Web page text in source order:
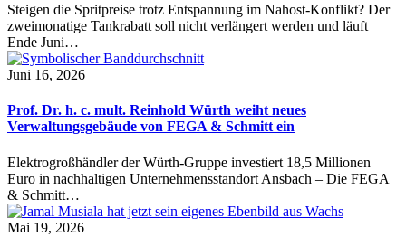
Steigen die Spritpreise trotz Entspannung im Nahost-Konflikt? Der
zweimonatige Tankrabatt soll nicht verlängert werden und läuft
Ende Juni…
Juni 16, 2026
Prof. Dr. h. c. mult. Reinhold Würth weiht neues
Verwaltungsgebäude von FEGA & Schmitt ein
Elektrogroßhändler der Würth-Gruppe investiert 18,5 Millionen
Euro in nachhaltigen Unternehmensstandort Ansbach – Die FEGA
& Schmitt…
Mai 19, 2026